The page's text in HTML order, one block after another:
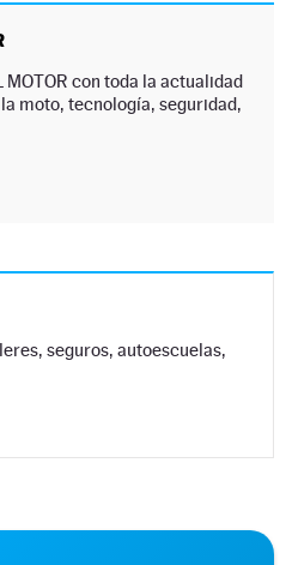
con toda la actualidad
moto, tecnología, seguridad,
seguros, autoescuelas,